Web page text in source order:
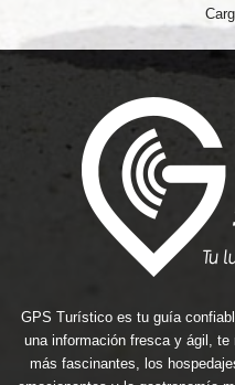
GPS Turístico es tu guía
una información fresca y ágil,
más fascinantes, los